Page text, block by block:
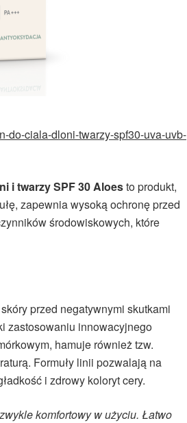
do-ciala-dloni-twarzy-spf30-uva-uvb-
i twarzy SPF 30 Aloesto produkt,
zapewnia wysoką ochronę przed
środowiskowych, które
przed negatywnymi skutkami
zastosowaniu innowacyjnego
hamuje również tzw.
Formuły linii pozwalają na
i zdrowy koloryt cery.
komfortowy w użyciu. Łatwo